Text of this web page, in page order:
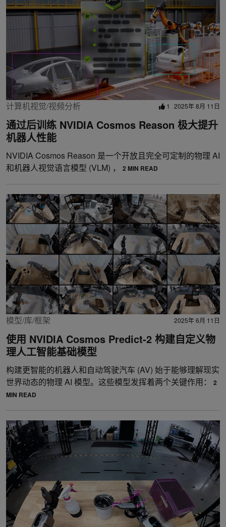
计算机视觉/视频分析 1 2025年 8月 11日
通过后训练 NVIDIA Cosmos Reason 极大提升
机器人性能
NVIDIA Cosmos Reason 是一个开放且完全可定制的物理 AI
和机器人视觉语言模型 (VLM) ，
2 MIN READ
模型/库/框架 2025年 6月 11日
使用 NVIDIA Cosmos Predict-2 构建自定义物
理人工智能基础模型
构建更智能的机器人和自动驾驶汽车 (AV) 始于能够理解现实
世界动态的物理 AI 模型。这些模型发挥着两个关键作用：
2
MIN READ